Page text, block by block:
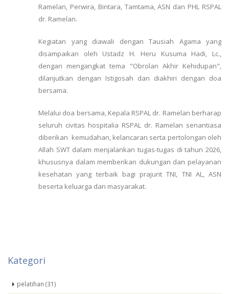
Ramelan, Perwira, Bintara, Tamtama, ASN dan PHL RSPAL
dr. Ramelan.
Kegiatan yang diawali dengan Tausiah Agama yang
disampaikan oleh Ustadz H. Heru Kusuma Hadi, Lc.,
dengan mengangkat tema "Obrolan Akhir Kehidupan",
dilanjutkan dengan Istigosah dan diakhiri dengan doa
bersama.
Melalui doa bersama, Kepala RSPAL dr. Ramelan berharap
seluruh civitas hospitalia RSPAL dr. Ramelan senantiasa
diberikan kemudahan, kelancaran serta pertolongan oleh
Allah SWT dalam menjalankan tugas-tugas di tahun 2026,
khususnya dalam memberikan dukungan dan pelayanan
kesehatan yang terbaik bagi prajurit TNI, TNI AL, ASN
beserta keluarga dan masyarakat.
Kategori
pelatihan (31)